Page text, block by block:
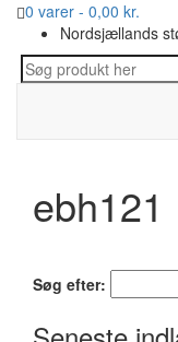
0 varer - 0,00 kr.
Nordsjællands
ebh121
Søg efter: